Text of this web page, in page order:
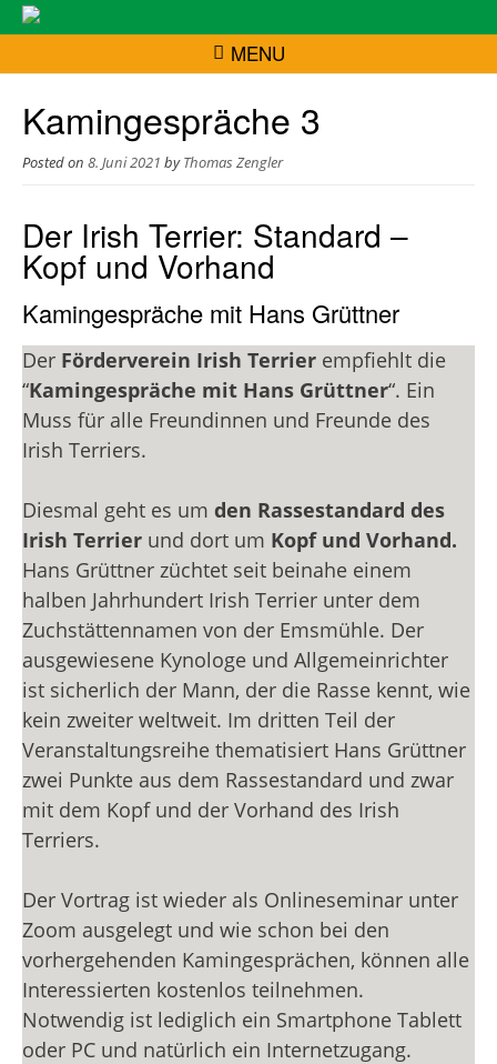
MENU
Kamingespräche 3
Posted on 8. Juni 2021 byThomas Zengler
Der Irish Terrier: Standard –
Kopf und Vorhand
Kamingespräche mit Hans Grüttner
Der Förderverein Irish Terrier empfiehlt die
“Kamingespräche mit Hans Grüttner“. Ein
Muss für alle Freundinnen und Freunde des
Irish Terriers.
Diesmal geht es um den Rassestandard des
Irish Terrier und dort um Kopf und Vorhand.
Hans Grüttner züchtet seit beinahe einem
halben Jahrhundert Irish Terrier unter dem
Zuchstättennamen von der Emsmühle. Der
ausgewiesene Kynologe und Allgemeinrichter
ist sicherlich der Mann, der die Rasse kennt, wie
kein zweiter weltweit. Im dritten Teil der
Veranstaltungsreihe thematisiert Hans Grüttner
zwei Punkte aus dem Rassestandard und zwar
mit dem Kopf und der Vorhand des Irish
Terriers.
Der Vortrag ist wieder als Onlineseminar unter
Zoom ausgelegt und wie schon bei den
vorhergehenden Kamingesprächen, können alle
Interessierten kostenlos teilnehmen.
Notwendig ist lediglich ein Smartphone Tablett
oder PC und natürlich ein Internetzugang.